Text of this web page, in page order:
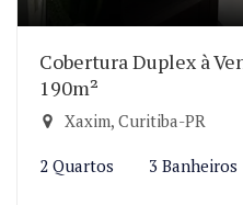
Cobertura Duplex à
190m²
Xaxim, Curitiba-PR
2 Quartos 3 Banheiros